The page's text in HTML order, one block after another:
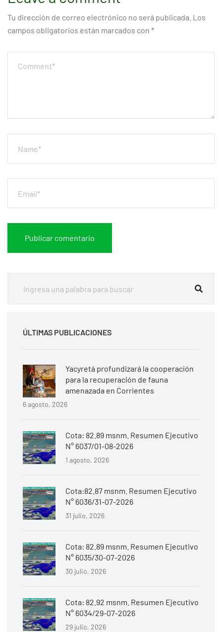
Tu dirección de correo electrónico no será publicada. Los
campos obligatorios están marcados con *
ÚLTIMAS PUBLICACIONES
Yacyretá profundizará la cooperación
para la recuperación de fauna
amenazada en Corrientes
6 agosto, 2026
Cota: 82.89 msnm. Resumen Ejecutivo
N° 6037/01-08-2026
1 agosto, 2026
Cota:82.87 msnm. Resumen Ejecutivo
N° 6036/31-07-2026
31 julio, 2026
Cota: 82.89 msnm. Resumen Ejecutivo
N° 6035/30-07-2026
30 julio, 2026
Cota: 82.92 msnm. Resumen Ejecutivo
N° 6034/29-07-2026
29 julio, 2026